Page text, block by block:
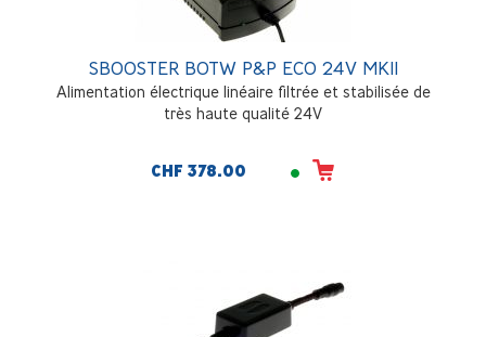
SBOOSTER BOTW P&P ECO 24V MKII
Alimentation électrique linéaire filtrée et stabilisée de
très haute qualité 24V
CHF 378.00